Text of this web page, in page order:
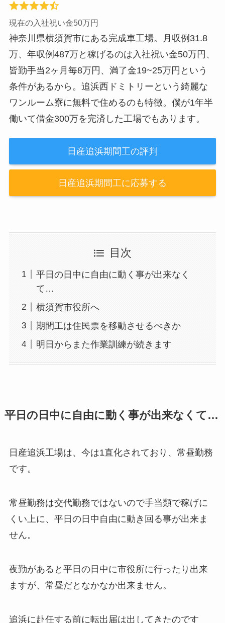
現在の入社祝い金50万円
神奈川県横須賀市にある完成車工場。月収例31.8
万、年収例487万と稼げるのは入社祝い金50万円、
皆勤手当2ヶ月毎8万円、満了金19~25万円という
条件があるから。追浜西ドミトリーという綺麗な
ワンルーム寮に無料で住めるのも特徴。僕が1年半
働いて借金300万を完済した工場でもあります。
日産追浜期間工の評判
日産追浜期間工に応募する
目次
平日の日中に自由に動く事が出来なく
て…
横須賀市役所へ
期間工は住民票を移動させるべきか
明日からまた作業訓練が続きます
平日の日中に自由に動く事が出来なくて…
日産追浜工場は、今は1直化されており、常昼勤務
です。
常昼勤務は交代勤務ではないので手当類で稼げに
くい上に、平日の日中自由に動き回る事が出来ま
せん。
夜勤があると平日の日中に市役所に行ったり出来
ますが、常昼だとなかなか出来ません。
追浜に赴任する前に転出届は出してきたのです